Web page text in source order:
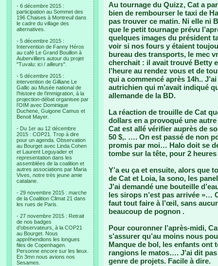
- 6 décembre 2015 :
participation au Sommet des
196 Chaises à Montreuil dans
le cadre du village des
alternatives.
- 5 décembre 2015 :
Intervention de Fanny Héros
au café Le Grand Bouillon à
Aubervilliers autour du projet
"Tuvalu: ici / ailleurs".
- 5 décembre 2015 :
intervention de Gilliane Le
Gallic au Musée national de
l’histoire de l’immigration, à la
projection-débat organisee par
l’OIM avec Dominique
Duchene, Guigone Camus et
Benoit Mayer.
- Du 1er au 12 décembre
2015 : COP21. Trop à dire
pour un agenda. Observation
au Bourget avec Linda Cohen
et Laurent Leguyader et
representation dans les
assemblées de la coalition et
autres associations par Maria
Vives, notre très jeune amie
catalane.
- 29 novembre 2015 : marche
de la Coalition Climat 21 dans
les rues de Paris.
- 27 novembre 2015 : Retrait
de nos badges
d’observateurs, à la COP21
au Bourget. Nous
appréhendions les longues
files de Copenhagen.
Personne encore sur les lieux.
En 3mn nous avions nos
Sesames.
Au tournage du Quizz, Cat a
bien de rembourser le taxi de
pas trouver ce matin. Ni elle ni
que le petit tournage prévu
quelques images du président
voir si nos fours y étaient
bureau des transports, le mec
cherchait : il avait trouvé Betty
l’heure au rendez vous et de
qui a commencé après 14h..
autrichien qui m’avait indiqué
allemande de la BD.
La réaction de trouille de Cat
dollars en a provoqué une
Cat est allé vérifier auprès de
50 $,. …. On est passé de non
promis par moi… Halo doit se
tombe sur la tête, pour 2
Y’a eu ça et ensuite, alors que
de Cat et Loia, la sono, les
J’ai demandé une bouteille
les sirops n’est pas arrivée »…
faut tout faire à l’œil, sans
beaucoup de pognon .
Pour couronner l’après-midi,
s’assurer qu’au moins nous
Manque de bol, les enfants ont
rangions le matos…. J’ai dit
genre de projets. Facile à dire.